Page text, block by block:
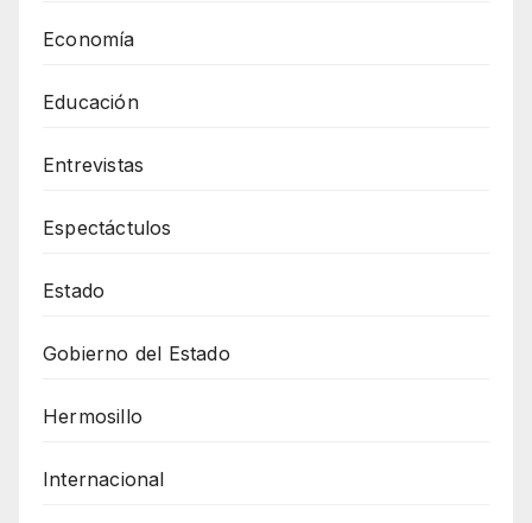
Economía
Educación
Entrevistas
Espectáctulos
Estado
Gobierno del Estado
Hermosillo
Internacional